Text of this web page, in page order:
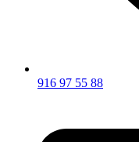
916 97 55 88